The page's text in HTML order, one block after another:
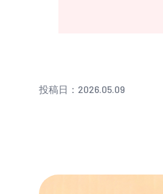
投稿日：2026.05.09